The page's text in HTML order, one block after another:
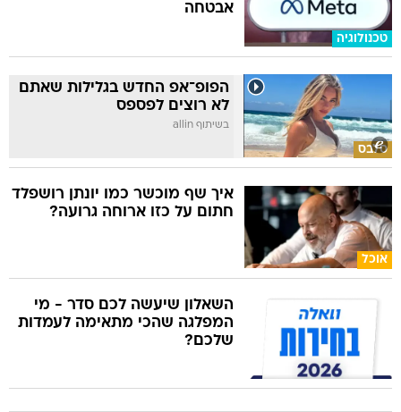
טכנולוגיה
אבטחה
סלבס
הפופ־אפ החדש בגלילות שאתם
לא רוצים לפספס
בשיתוף allin
אוכל
איך שף מוכשר כמו יונתן רושפלד
חתום על כזו ארוחה גרועה?
השאלון שיעשה לכם סדר - מי
המפלגה שהכי מתאימה לעמדות
שלכם?